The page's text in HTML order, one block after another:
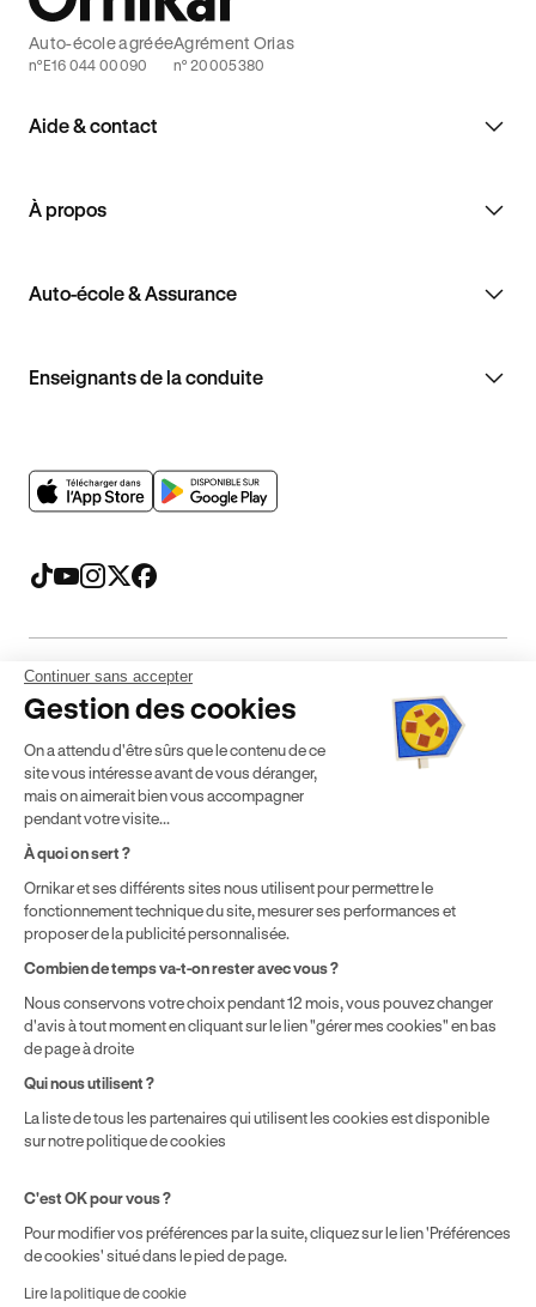
Aide & contact
À propos
Auto-école & Assurance
Enseignants de la conduite
Auto-école agréée
n°E16 044 00090
Agrément Orias
n° 20005380
Mentions légales CGV CGU Politique de confidentialité
* Détail des conditions de nos offres
localisation géographique et du type de formules que vous
achetez comme détaillé dans nosConditions Générales de
Vente.
Continuer sans accepter
Gestion des cookies
On a attendu d'être sûrs que le contenu de ce
site vous intéresse avant de vous déranger,
mais on aimerait bien vous accompagner
pendant votre visite...
À quoi on sert ?
Ornikar et ses différents sites nous utilisent pour permettre le
fonctionnement technique du site, mesurer ses performances et
proposer de la publicité personnalisée.
Combien de temps va-t-on rester avec vous ?
Nous conservons votre choix pendant 12 mois, vous pouvez changer
d'avis à tout moment en cliquant sur le lien "gérer mes cookies" en bas
de page à droite
Qui nous utilisent ?
La liste de tous les partenaires qui utilisent les cookies est disponible
sur notre politique de cookies
C'est OK pour vous ?
Pour modifier vos préférences par la suite, cliquez sur le lien 'Préférences
de cookies' situé dans le pied de page.
Lire la politique de cookie